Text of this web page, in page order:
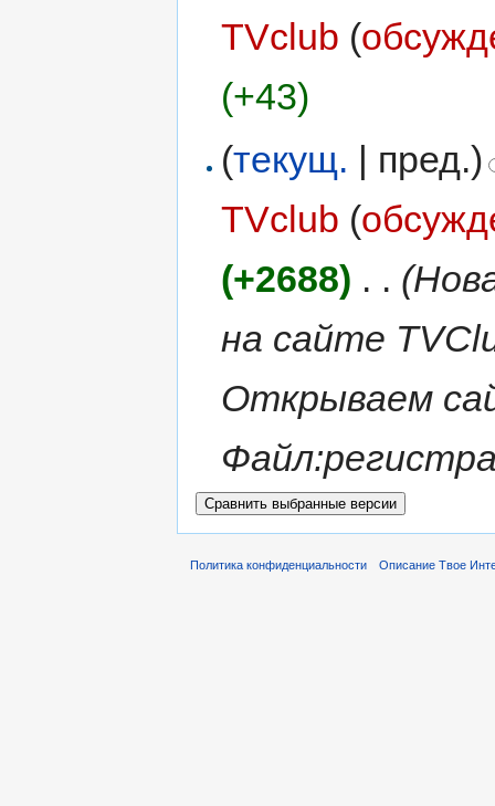
TVclub (
(+43)
(текущ. | пред.)
TVclub (
(+2688) . .
на сайте
Открываем
Политика конфиденциальности Описание Твое